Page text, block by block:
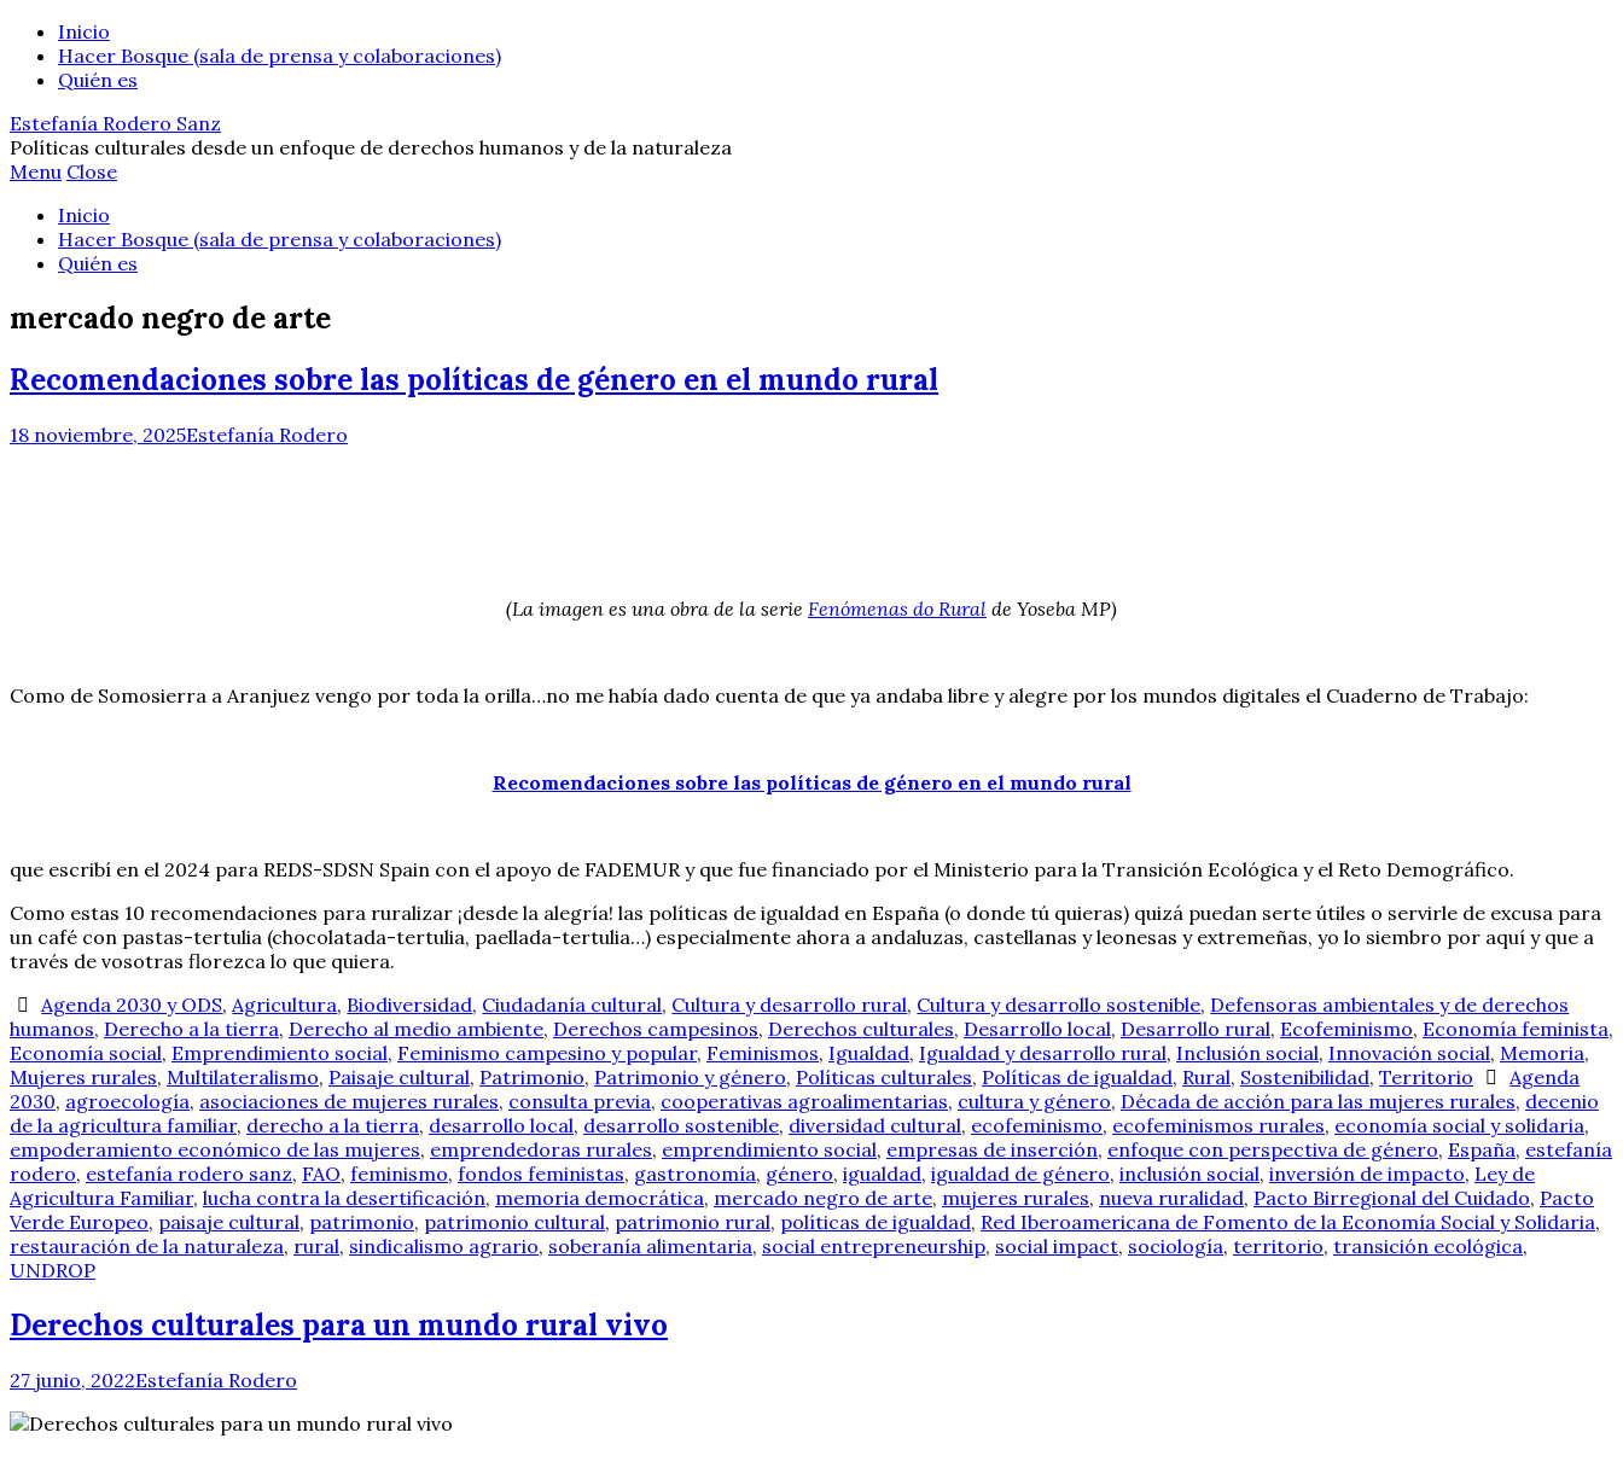
Inicio
Hacer Bosque (sala de prensa y colaboraciones)
Quién es
Estefanía Rodero Sanz
Políticas culturales desde un enfoque de derechos humanos y de la naturaleza
Menu Close
Inicio
Hacer Bosque (sala de prensa y colaboraciones)
Quién es
mercado negro de arte
Recomendaciones sobre las políticas de género en el mundo rural
18 noviembre, 2025Estefanía Rodero
(La imagen es una obra de la serie Fenómenas do Rural de Yoseba MP)
Como de Somosierra a Aranjuez vengo por toda la orilla…no me había dado cuenta de que ya andaba libre y alegre por los mundos digitales el Cuaderno de Trabajo:
Recomendaciones sobre las políticas de género en el mundo rural
que escribí en el 2024 para REDS-SDSN Spain con el apoyo de FADEMUR y que fue financiado por el Ministerio para la Transición Ecológica y el Reto Demográfico.
Como estas 10 recomendaciones para ruralizar ¡desde la alegría! las políticas de igualdad en España (o donde tú quieras) quizá puedan serte útiles o servirle de excusa para
un café con pastas-tertulia (chocolatada-tertulia, paellada-tertulia…) especialmente ahora a andaluzas, castellanas y leonesas y extremeñas, yo lo siembro por aquí y que a
través de vosotras florezca lo que quiera.
Agenda 2030 y ODS, Agricultura, Biodiversidad, Ciudadanía cultural, Cultura y desarrollo rural, Cultura y desarrollo sostenible, Defensoras ambientales y de derechos
humanos, Derecho a la tierra, Derecho al medio ambiente, Derechos campesinos, Derechos culturales, Desarrollo local, Desarrollo rural, Ecofeminismo, Economía feminista,
Economía social, Emprendimiento social, Feminismo campesino y popular, Feminismos, Igualdad, Igualdad y desarrollo rural, Inclusión social, Innovación social, Memoria,
Mujeres rurales, Multilateralismo, Paisaje cultural, Patrimonio, Patrimonio y género, Políticas culturales, Políticas de igualdad, Rural, Sostenibilidad, Territorio
Agenda
2030, agroecología, asociaciones de mujeres rurales, consulta previa, cooperativas agroalimentarias, cultura y género, Década de acción para las mujeres rurales, decenio
de la agricultura familiar, derecho a la tierra, desarrollo local, desarrollo sostenible, diversidad cultural, ecofeminismo, ecofeminismos rurales, economía social y solidaria,
empoderamiento económico de las mujeres, emprendedoras rurales, emprendimiento social, empresas de inserción, enfoque con perspectiva de género, España, estefanía
rodero, estefanía rodero sanz, FAO, feminismo, fondos feministas, gastronomía, género, igualdad, igualdad de género, inclusión social, inversión de impacto, Ley de
Agricultura Familiar, lucha contra la desertificación, memoria democrática, mercado negro de arte, mujeres rurales, nueva ruralidad, Pacto Birregional del Cuidado, Pacto
Verde Europeo, paisaje cultural, patrimonio, patrimonio cultural, patrimonio rural, políticas de igualdad, Red Iberoamericana de Fomento de la Economía Social y Solidaria,
restauración de la naturaleza, rural, sindicalismo agrario, soberanía alimentaria, social entrepreneurship, social impact, sociología, territorio, transición ecológica,
UNDROP
Derechos culturales para un mundo rural vivo
27 junio, 2022Estefanía Rodero